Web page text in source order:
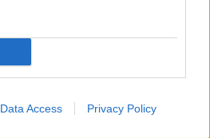
Data Access Privacy Policy